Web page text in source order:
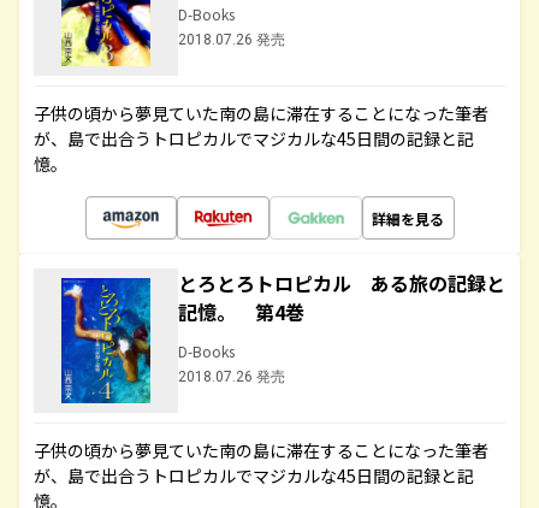
D-Books
2018.07.26 発売
子供の頃から夢見ていた南の島に滞在することになった筆者
が、島で出合うトロピカルでマジカルな45日間の記録と記
憶。
詳細を見る
とろとろトロピカル ある旅の記録と
記憶。 第4巻
D-Books
2018.07.26 発売
子供の頃から夢見ていた南の島に滞在することになった筆者
が、島で出合うトロピカルでマジカルな45日間の記録と記
憶。